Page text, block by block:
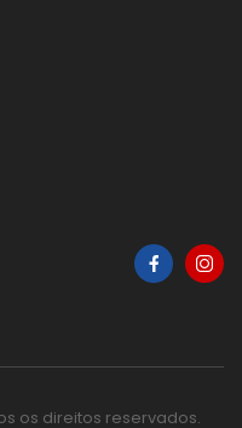
os direitos reservados.